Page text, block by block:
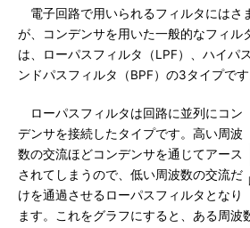
電子回路で用いられるフィルタにはさ
が、コンデンサを用いた一般的なフィル
は、ローパスフィルタ（LPF）、ハイパ
ンドパスフィルタ（BPF）の3タイプです
ローパスフィルタは回路に並列にコン
デンサを接続したタイプです。高い周波
数の交流ほどコンデンサを通じてアース
されてしまうので、低い周波数の交流だ
けを通過させるローパスフィルタとなり
ます。これをグラフにすると、ある周波